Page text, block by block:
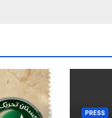
PRESS